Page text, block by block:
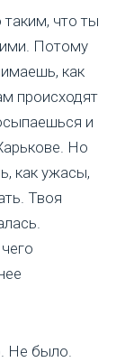
таким, что ты
Потому
как
происходят
и
Но
как ужасы,
Твоя
Не было.